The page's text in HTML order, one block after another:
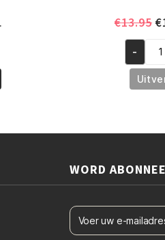
€13.95 €
A3
Revita
aantal
-
WORD